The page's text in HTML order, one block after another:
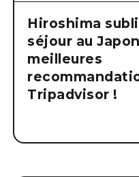
Hiroshima
séjour au
meilleures
Tripadvisor !